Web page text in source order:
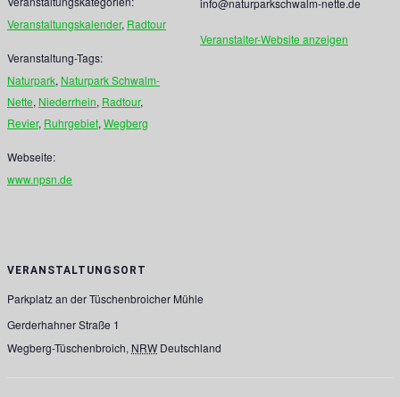
Veranstaltungskalender, Radtour
Veranstaltung-Tags:
Naturpark, Naturpark Schwalm-
Nette, Niederrhein, Radtour,
Revier, Ruhrgebiet, Wegberg
Webseite:
www.npsn.de
info@naturparkschwalm-nette.de
Veranstalter-Website anzeigen
VERANSTALTUNGSORT
Parkplatz an der Tüschenbroicher Mühle
Gerderhahner Straße 1
Wegberg-Tüschenbroich, NRW Deutschland